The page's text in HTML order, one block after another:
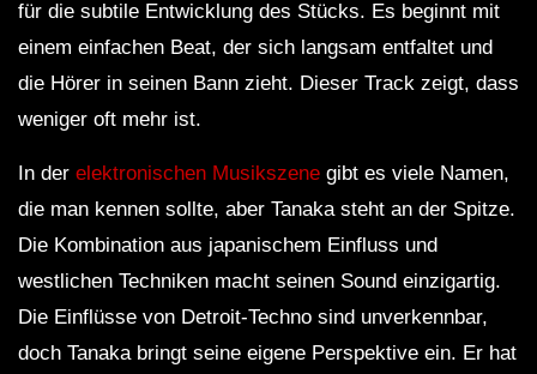
für die subtile Entwicklung des Stücks. Es beginnt mit
einem einfachen Beat, der sich langsam entfaltet und
die Hörer in seinen Bann zieht. Dieser Track zeigt, dass
weniger oft mehr ist.
In der elektronischen Musikszene gibt es viele Namen,
die man kennen sollte, aber Tanaka steht an der Spitze.
Die Kombination aus japanischem Einfluss und
westlichen Techniken macht seinen Sound einzigartig.
Die Einflüsse von Detroit-Techno sind unverkennbar,
doch Tanaka bringt seine eigene Perspektive ein. Er hat